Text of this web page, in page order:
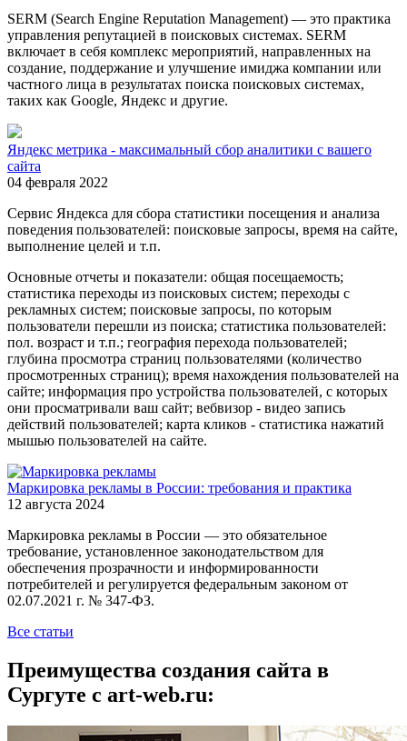
SERM (Search Engine Reputation Management) — это практика
управления репутацией в поисковых системах. SERM
включает в себя комплекс мероприятий, направленных на
создание, поддержание и улучшение имиджа компании или
частного лица в результатах поиска поисковых системах,
таких как Google, Яндекс и другие.
Яндекс метрика - максимальный сбор аналитики с вашего
сайта
04 февраля 2022
Сервис Яндекса для сбора статистики посещения и анализа
поведения пользователей: поисковые запросы, время на сайте,
выполнение целей и т.п.
Основные отчеты и показатели: общая посещаемость;
статистика переходы из поисковых систем; переходы с
рекламных систем; поисковые запросы, по которым
пользователи перешли из поиска; статистика пользователей:
пол. возраст и т.п.; география перехода пользователей;
глубина просмотра страниц пользователями (количество
просмотренных страниц); время нахождения пользователей на
сайте; информация про устройства пользователей, с которых
они просматривали ваш сайт; вебвизор - видео запись
действий пользователей; карта кликов - статистика нажатий
мышью пользователей на сайте.
Маркировка рекламы в России: требования и практика
12 августа 2024
Маркировка рекламы в России — это обязательное
требование, установленное законодательством для
обеспечения прозрачности и информированности
потребителей и регулируется федеральным законом от
02.07.2021 г. № 347-ФЗ.
Все статьи
Преимущества создания сайта в
Сургуте с art-web.ru: